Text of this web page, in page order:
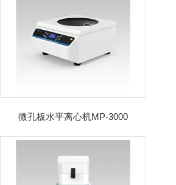
微孔板水平离心机MP-3000